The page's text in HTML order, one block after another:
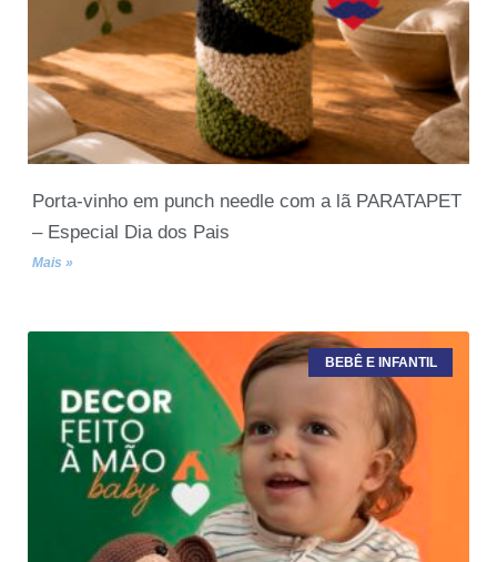
Porta-vinho em punch needle com a lã PARATAPET
– Especial Dia dos Pais
Mais »
BEBÊ E INFANTIL